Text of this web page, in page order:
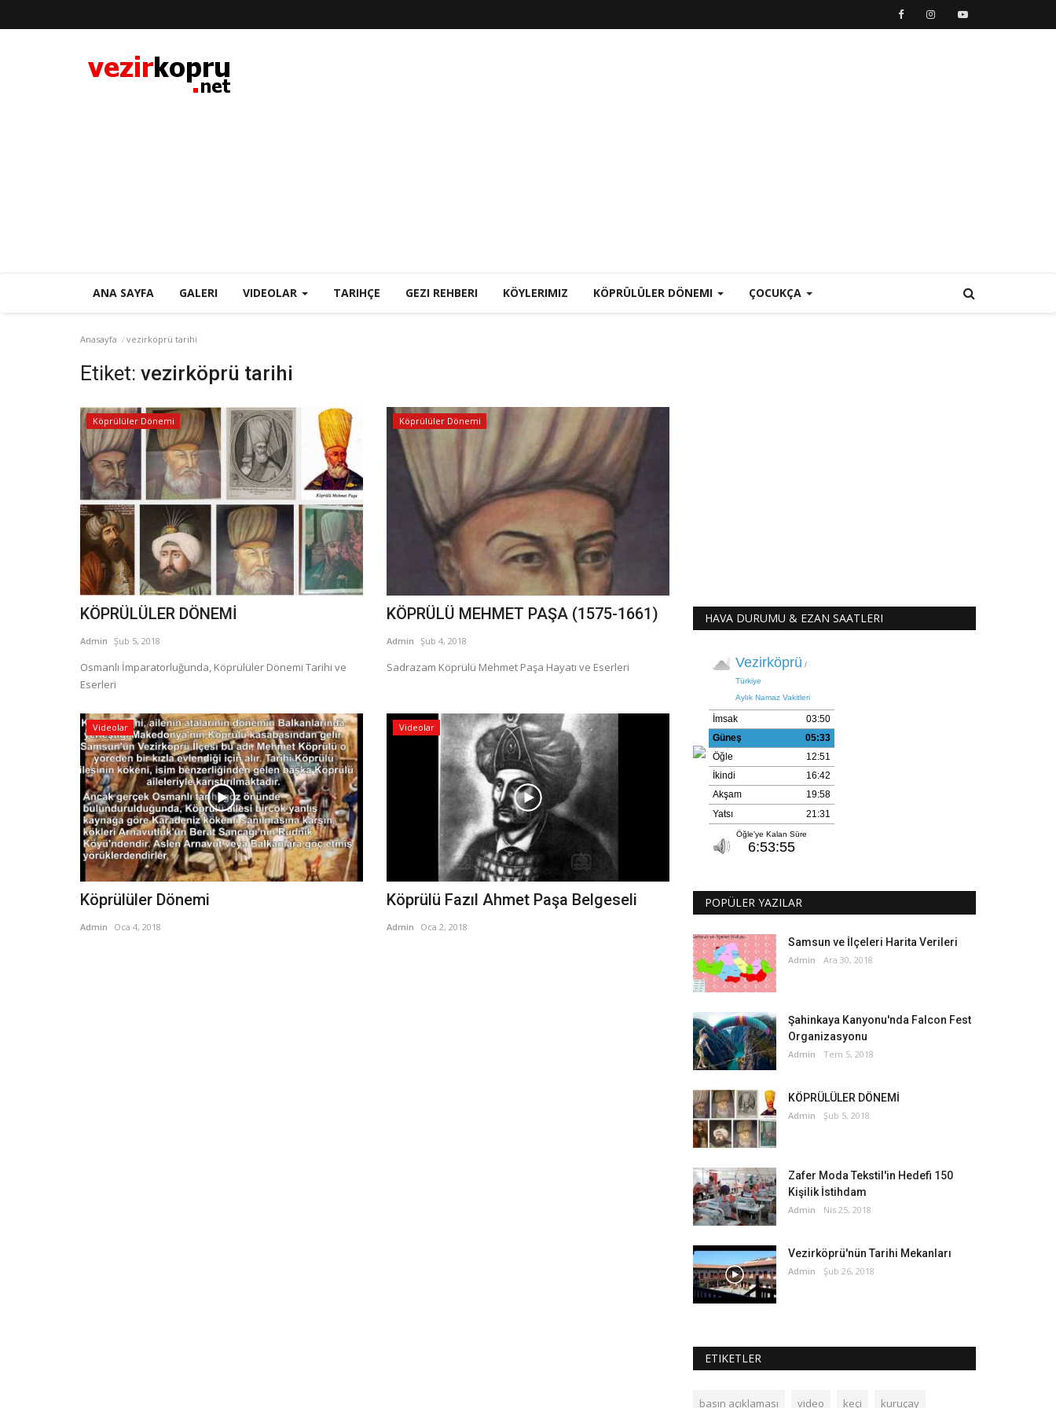
ANA SAYFA GALERI VIDEOLAR TARIHÇE GEZI REHBERI KÖYLERIMIZ KÖPRÜLÜLER DÖNEMI ÇOCUKÇA
Anasayfa vezirköprü tarihi
Etiket: vezirköprü tarihi
Köprülüler Dönemi
KÖPRÜLÜLER DÖNEMİ
Admin Şub 5, 2018
Osmanlı İmparatorluğunda, Köprülüler Dönemi Tarihi ve
Eserleri
Köprülüler Dönemi
KÖPRÜLÜ MEHMET PAŞA (1575-1661)
Admin Şub 4, 2018
Sadrazam Köprülü Mehmet Paşa Hayatı ve Eserleri
Videolar
Köprülüler Dönemi
Admin Oca 4, 2018
Videolar
Köprülü Fazıl Ahmet Paşa Belgeseli
Admin Oca 2, 2018
HAVA DURUMU & EZAN SAATLERI
POPÜLER YAZILAR
Samsun ve İlçeleri Harita Verileri
Admin Ara 30, 2018
Şahinkaya Kanyonu'nda Falcon Fest
Organizasyonu
Admin Tem 5, 2018
KÖPRÜLÜLER DÖNEMİ
Admin Şub 5, 2018
Zafer Moda Tekstil'in Hedefi 150
Kişilik İstihdam
Admin Nis 25, 2018
Vezirköprü'nün Tarihi Mekanları
Admin Şub 26, 2018
ETIKETLER
basın açıklaması video keçi kuruçay